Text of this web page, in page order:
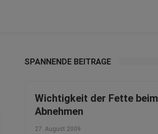
SPANNENDE BEITRÄGE
Wichtigkeit der Fette beim
Abnehmen
27. August 2009